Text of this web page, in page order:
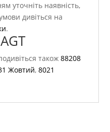
уточніть наявність,
дивіться на
.
також88208
Жовтий,8021